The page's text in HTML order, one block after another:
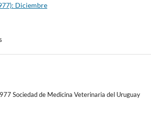
Diciembre
Sociedad de Medicina Veterinaria del Uruguay